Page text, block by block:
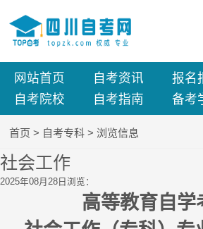
网站首页 自考资讯 报名
自考院校
自考指南 备考
首页 > 自考专科> 浏览信息
社会工作
2025年08月28日 浏览：
高等教育自学